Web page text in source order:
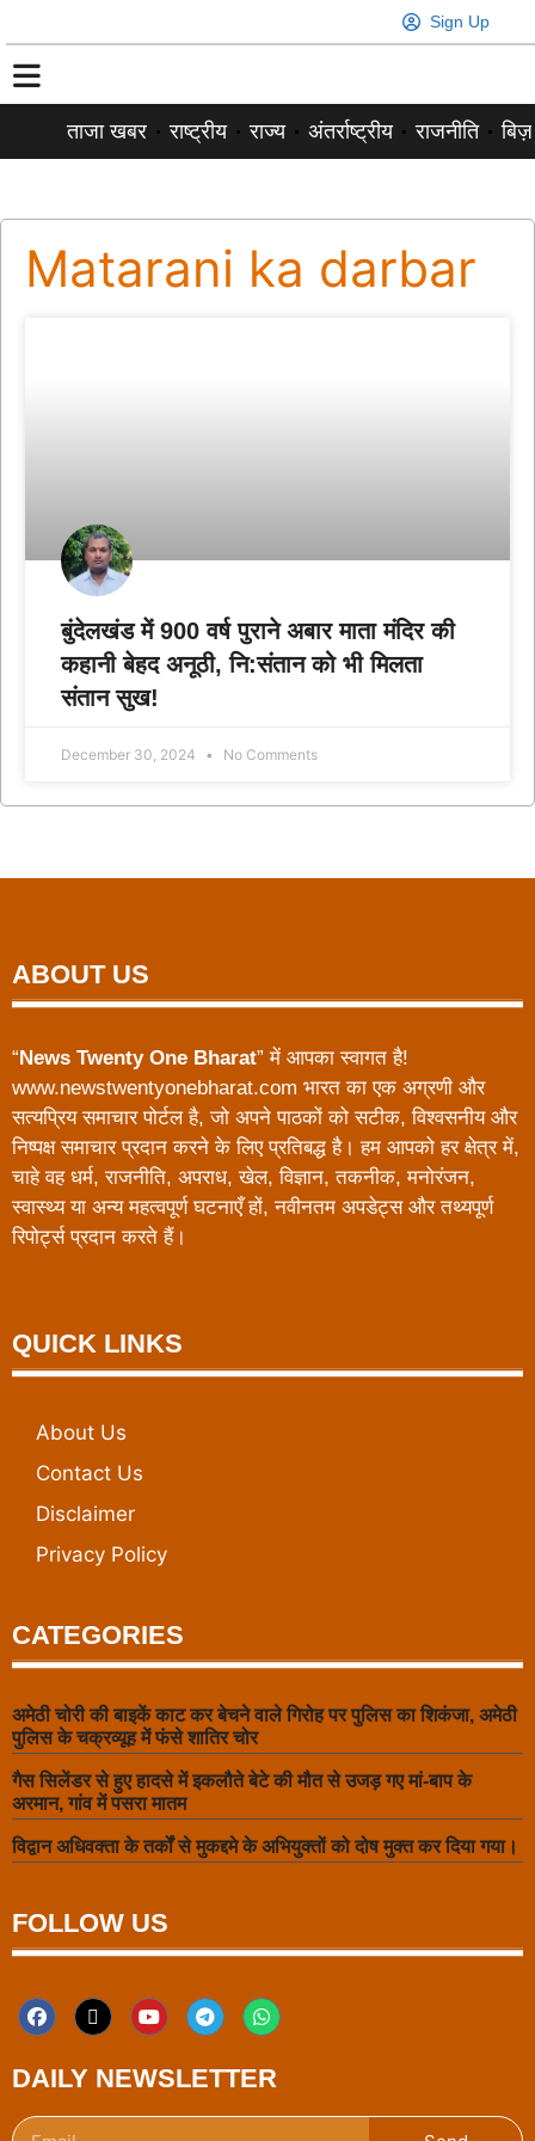
Sign Up
ताजा खबर राष्ट्रीय राज्य अंतर्राष्ट्रीय राजनीति
Matarani ka darbar
बुंदेलखंड में 900 वर्ष पुराने अबार माता मंदिर की
कहानी बेहद अनूठी, नि:संतान को भी मिलता
संतान सुख!
December 30, 2024 No Comments
ABOUT US
“News Twenty One Bharat” में आपका स्वागत है!
www.newstwentyonebharat.com भारत का एक अग्रणी और
सत्यप्रिय समाचार पोर्टल है, जो अपने पाठकों को सटीक, विश्वसनीय और
निष्पक्ष समाचार प्रदान करने के लिए प्रतिबद्ध है। हम आपको हर क्षेत्र में,
चाहे वह धर्म, राजनीति, अपराध, खेल, विज्ञान, तकनीक, मनोरंजन,
स्वास्थ्य या अन्य महत्वपूर्ण घटनाएँ हों, नवीनतम अपडेट्स और तथ्यपूर्ण
रिपोर्ट्स प्रदान करते हैं।
QUICK LINKS
About Us
Contact Us
Disclaimer
Privacy Policy
CATEGORIES
अमेठी चोरी की बाइकें काट कर बेचने वाले गिरोह पर पुलिस का शिकंजा, अमेठी
पुलिस के चक्रव्यूह में फंसे शातिर चोर
गैस सिलेंडर से हुए हादसे में इकलौते बेटे की मौत से उजड़ गए मां-बाप के
अरमान, गांव में पसरा मातम
विद्वान अधिवक्ता के तर्कों से मुकद्दमे के अभियुक्तों को दोष मुक्त कर दिया गया।
FOLLOW US
DAILY NEWSLETTER